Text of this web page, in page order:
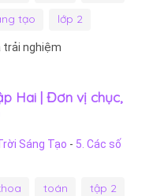
tạo
lớp 2
trải nghiệm
Hai | Đơn vị chục,
Sáng Tạo - 5. Các số
toán
tập 2